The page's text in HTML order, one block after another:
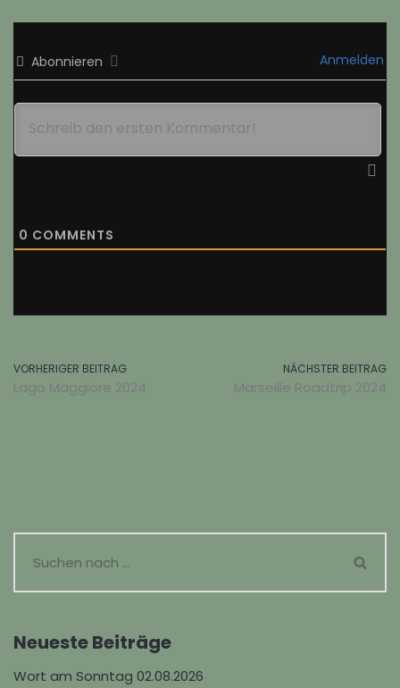
Abonnieren Anmelden
0 COMMENTS
VORHERIGER BEITRAG
Lago Maggiore 2024
NÄCHSTER BEITRAG
Marseille Roadtrip 2024
Neueste Beiträge
Wort am Sonntag 02.08.2026